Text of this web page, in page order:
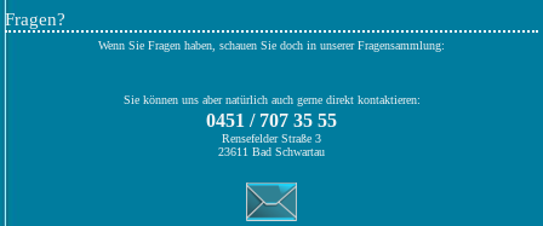
Fragen?
Wenn Sie Fragen haben, schauen Sie doch in unserer Fragensammlung:
Sie können uns aber natürlich auch gerne direkt kontaktieren:
0451 / 707 35 55
Rensefelder Straße 3
23611 Bad Schwartau